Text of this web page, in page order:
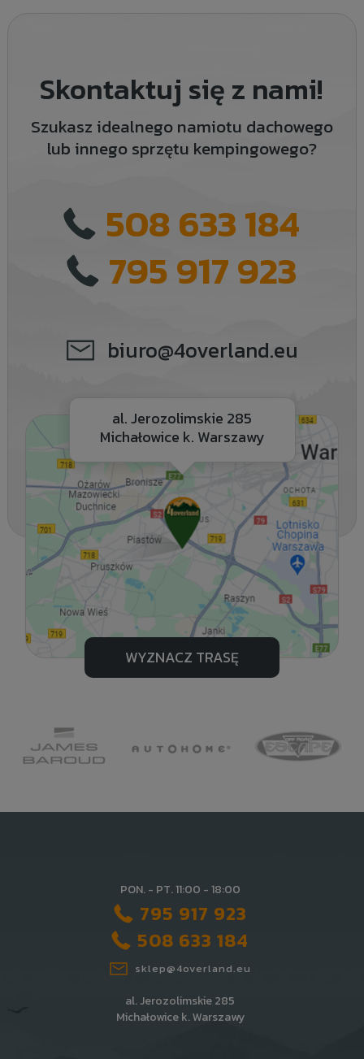
Skontaktuj się z nami!
Szukasz idealnego namiotu dachowego
lub innego sprzętu kempingowego?
508 633 184
795 917 923
biuro@4overland.eu
al. Jerozolimskie 285
Michałowice k. Warszawy
WYZNACZ TRASĘ
PON. - PT. 11:00 - 18:00
795 917 923
508 633 184
sklep@4overland.eu
al. Jerozolimskie 285
Michałowice k. Warszawy